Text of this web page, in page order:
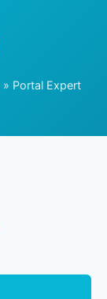
» Portal Expert